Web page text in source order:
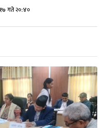
गते २०:४०